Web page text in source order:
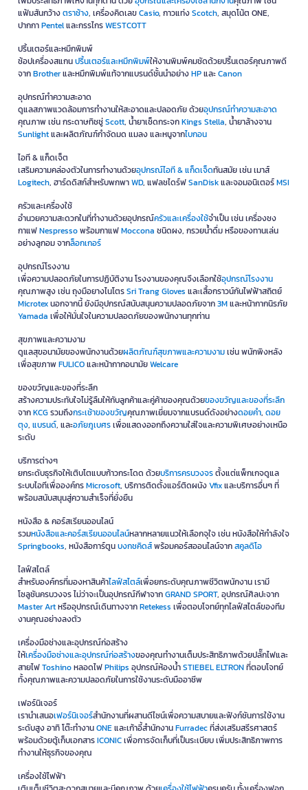
แฟ้มสันกว้างตราช้าง, เครื่องคิดเลขCasio, กาวแท่งScotch, สมุดโน้ต ONE,
ปากกาPentelและกรรไกรWESTCOTT
ปริ้นเตอร์และหมึกพิมพ์
ช้อปเครื่องสแกนปริ้นเตอร์และหมึกพิมพ์ให้งานพิมพ์คมชัดด้วยปริ้นเตอร์คุณภาพดี
จากBrotherและหมึกพิมพ์แท้จากแบรนด์ชั้นนำอย่างHPและCanon
อุปกรณ์ทำความสะอาด
ดูแลสภาพแวดล้อมการทำงานให้สะอาดและปลอดภัย ด้วยอุปกรณ์ทำความสะอาด
คุณภาพ เช่น กระดาษทิชชู่Scott, น้ำยาเช็ดกระจกKings Stella, น้ำยาล้างจาน
Sunlightและผลิตภัณฑ์กำจัดมด แมลง และหนูจากไบกอน
ไอที & แก็ดเจ็ต
เสริมความคล่องตัวในการทำงานด้วยอุปกรณ์ไอที & แก็ดเจ็ดทันสมัย เช่น เมาส์
Logitech, ฮาร์ดดิสก์สำหรับพกพาWD, แฟลชไดร์ฟSanDiskและจอมอนิเตอร์MSI
ครัวและเครื่องใช้
อำนวยความสะดวกในที่ทำงานด้วยอุปกรณ์ครัวและเครื่องใช้จำเป็น เช่น เครื่องชง
กาแฟNespressoพร้อมกาแฟMoccona ชนิดผง, กรวยน้ำดื่ม หรือของทานเล่น
อย่างลูกอม จากล็อกเกอร์
อุปกรณ์โรงงาน
เพื่อความปลอดภัยในการปฏิบัติงาน โรงงานของคุณจึงเลือกใช้อุปกรณ์โรงงาน
คุณภาพสูง เช่น ถุงมือยางไนโตรSri Trang Gloves และเสื้อกราวน์กันไฟฟ้าสถิตย์
Microtexนอกจากนี้ ยังมีอุปกรณ์สนับสนุนความปลอดภัยจาก3Mและหน้ากากนิรภัย
Yamada เพื่อให้มั่นใจในความปลอดภัยของพนักงานทุกท่าน
สุขภาพและความงาม
ดูแลสุขอนามัยของพนักงานด้วยผลิตภัณฑ์สุขภาพและความงามเช่น พนักพิงหลัง
เพื่อสุขภาพFULICOและหน้ากากอนามัยWelcare
ของขวัญและของที่ระลึก
สร้างความประทับใจไม่รู้ลืมให้กับลูกค้าและคู่ค้าของคุณด้วยของขวัญและของที่ระลึก
จากKCGรวมถึงกระเช้าของขวัญคุณภาพเยี่ยมจากแบรนด์ดังอย่างดอยคำ, ดอย
ตุง, แบรนด์, และอภัยภูเบศรเพื่อแสดงออกถึงความใส่ใจและความพิเศษอย่างเหนือ
ระดับ
บริการต่างๆ
ยกระดับธุรกิจให้เติบโตแบบก้าวกระโดด ด้วยบริการครบวงจรตั้งแต่แพ็กเกจดูแล
ระบบไอทีเพื่อองค์กรMicrosoft, บริการติดตั้งแอร์ติดผนังVfixและบริการอื่นๆ ที่
พร้อมสนับสนุนสู่ความสำเร็จที่ยั่งยืน
หนังสือ & คอร์สเรียนออนไลน์
รวมหนังสือและคอร์สเรียนออนไลน์หลากหลายแนวให้เลือกจุใจ เช่น หนังสือให้กำลังใจ
Springbooks, หนังสือการ์ตูนบงกชคิดส์พร้อมคอร์สออนไลน์จากสคูลดิโอ
ไลฟ์สไตล์
สำหรับองค์กรที่มองหาสินค้าไลฟ์สไตล์เพื่อยกระดับคุณภาพชีวิตพนักงาน เรามี
โซลูชันครบวงจร ไม่ว่าจะเป็นอุปกรณ์กีฬาจากGRAND SPORT, อุปกรณ์ศิลปะจาก
Master Artหรืออุปกรณ์เดินทางจากRetekess เพื่อตอบโจทย์ทุกไลฟ์สไตล์ของทีม
งานคุณอย่างลงตัว
เครื่องมือช่างและอุปกรณ์ก่อสร้าง
ให้เครื่องมือช่างและอุปกรณ์ก่อสร้างของคุณทำงานเต็มประสิทธิภาพด้วยปลั๊กไฟและ
สายไฟToshinoหลอดไฟPhilips อุปกรณ์ห้องน้ำSTIEBEL ELTRONที่ตอบโจทย์
ทั้งคุณภาพและความปลอดภัยในการใช้งานระดับมืออาชีพ
เฟอร์นิเจอร์
เรานำเสนอเฟอร์นิเจอร์สำนักงานที่ผสานดีไซน์เพื่อความสบายและฟังก์ชันการใช้งาน
ระดับสูง อาทิ โต๊ะทำงานONEและเก้าอี้สำนักงานFurradecที่ส่งเสริมสรีรศาสตร์
พร้อมด้วยตู้เก็บเอกสารICONICเพื่อการจัดเก็บที่เป็นระเบียบ เพิ่มประสิทธิภาพการ
ทำงานให้ธุรกิจของคุณ
เครื่องใช้ไฟฟ้า